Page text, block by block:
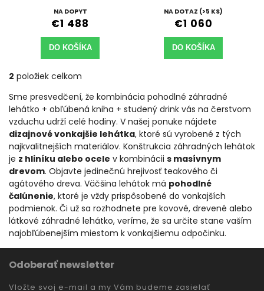
NA DOPYT
€1 488
DO KOŠÍKA
NA DOTAZ (>5 KS)
€1 060
DO KOŠÍKA
2 položiek celkom
Sme presvedčení, že kombinácia pohodlné záhradné
lehátko + obľúbená kniha + studený drink vás na čerstvom
vzduchu udrží celé hodiny. V našej ponuke nájdete
dizajnové vonkajšie lehátka, ktoré sú vyrobené z tých
najkvalitnejších materiálov. Konštrukcia záhradných lehátok
je z hliníku alebo ocele v kombinácii s masívnym
drevom. Objavte jedinečnú hrejivosť teakového či
agátového dreva. Väčšina lehátok má pohodlné
čalúnenie, ktoré je vždy prispôsobené do vonkajších
podmienok. Či už sa rozhodnete pre kovové, drevené alebo
látkové záhradné lehátko, veríme, že sa určite stane vaším
najobľúbenejším miestom k vonkajšiemu odpočinku.
Odoberať newsletter
Vložte svoj e-mail a my Vám budeme zasielať